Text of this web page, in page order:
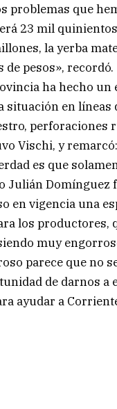
problemas que
23 mil
la yerba
pesos», recordó.
ha hecho
situación en
perforaciones
Vischi, y
es que
Domínguez
en vigencia una
los productores,
muy
parece que no
de darnos a
ayudar a